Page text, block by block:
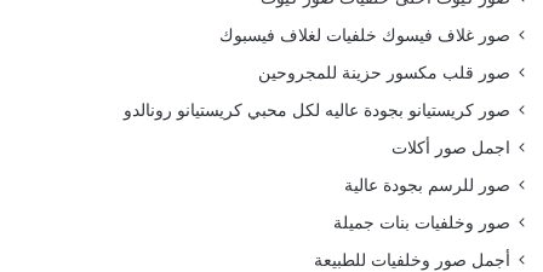
صور غلاف فيسوك خلفيات لغلاف فيسبوك
صور قلب مكسور حزينة للمجروحين
صور كريستيانو بجودة عاليه لكل محبي كريستيانو رونالدو
اجمل صور أكلات
صور للرسم بجودة عالية
صور وخلفيات بنات جميلة
أجمل صور وخلفيات للطبيعة